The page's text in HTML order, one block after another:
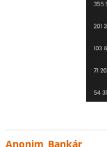
Anonim_Bankár